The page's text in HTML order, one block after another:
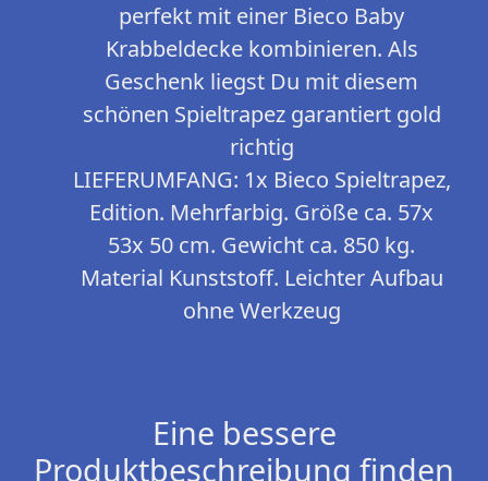
perfekt mit einer Bieco Baby
Krabbeldecke kombinieren. Als
Geschenk liegst Du mit diesem
schönen Spieltrapez garantiert gold
richtig
LIEFERUMFANG: 1x Bieco Spieltrapez,
Edition. Mehrfarbig. Größe ca. 57x
53x 50 cm. Gewicht ca. 850 kg.
Material Kunststoff. Leichter Aufbau
ohne Werkzeug
Eine bessere
Produktbeschreibung finden